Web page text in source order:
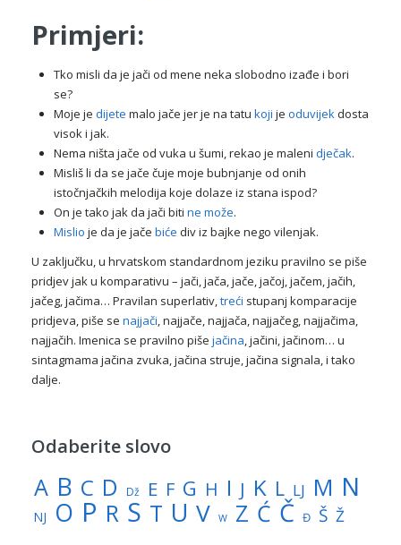
Primjeri:
Tko misli da je jači od mene neka slobodno izađe i bori
se?
Moje je dijete malo jače jer je na tatu koji je oduvijekdosta
visok i jak.
Nema ništa jače od vuka u šumi, rekao je maleni dječak.
Misliš li da se jače čuje moje bubnjanje od onih
istočnjačkih melodija koje dolaze iz stana ispod?
On je tako jak da jači biti ne može.
Mislio je da je jače biće div iz bajke nego vilenjak.
U zaključku, u hrvatskom standardnom jeziku pravilno se piše
pridjev jak u komparativu – jači, jača, jače, jačoj, jačem, jačih,
jačeg, jačima… Pravilan superlativ,treći stupanj komparacije
pridjeva, piše se najjači, najjače, najjača, najjačeg, najjačima,
najjačih. Imenica se pravilno piše jačina, jačini, jačinom… u
sintagmama jačina zvuka, jačina struje, jačina signala, i tako
dalje.
Odaberite slovo
A B C D Dž E F G H I J K L LJ M N
NJ O P R S T U V W Z Ć Č Đ Š Ž